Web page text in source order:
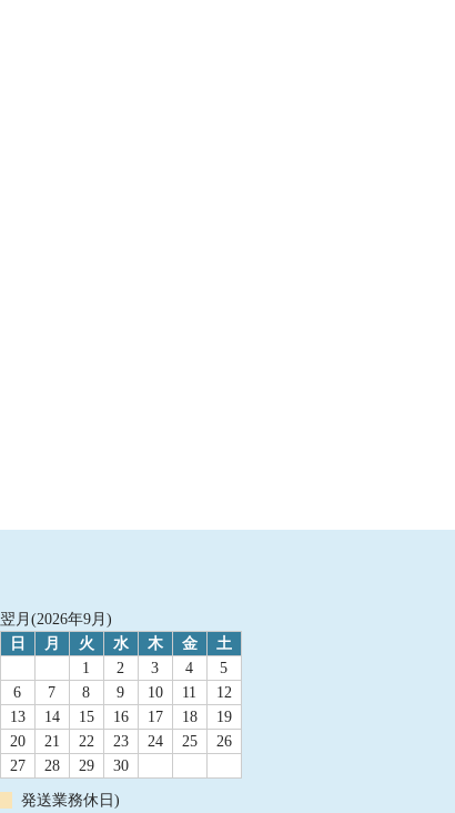
翌月(2026年9月)
日
月 火 水 木 金
土
1
2 3 4
5
6
7 8 9 10 11
12
13
14 15 16 17 18
19
20
21 22 23 24 25
26
27
28 29 30
発送業務休日)